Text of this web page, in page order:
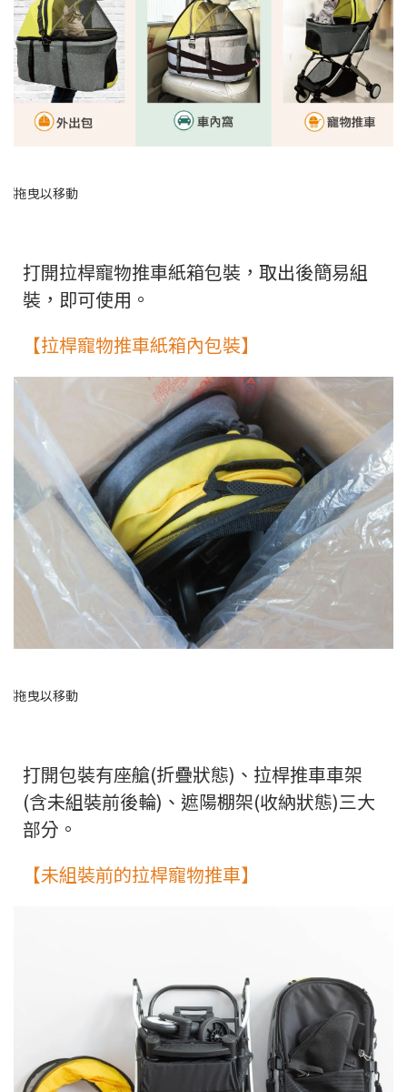
打開拉桿寵物推車紙箱包裝，取出後簡易組
裝，即可使用。
【拉桿寵物推車紙箱內包裝】
打開包裝有座艙(折疊狀態)、拉桿推車車架
(含未組裝前後輪)、遮陽棚架(收納狀態)三大
部分。
【未組裝前的拉桿寵物推車】